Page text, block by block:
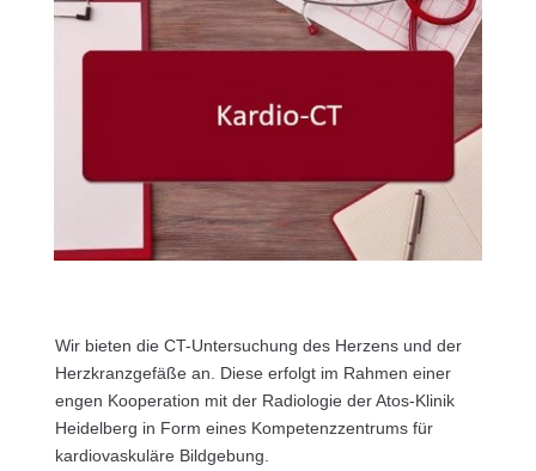
Wir bieten die CT-Untersuchung des Herzens und der
Herzkranzgefäße an. Diese erfolgt im Rahmen einer
engen Kooperation mit der Radiologie der Atos-Klinik
Heidelberg in Form eines Kompetenzzentrums für
kardiovaskuläre Bildgebung.